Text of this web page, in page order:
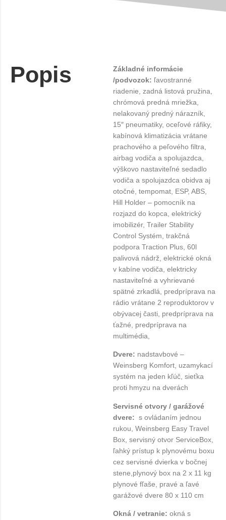
Popis
Základné informácie
/podvozok: ľavostranné
riadenie, zadná listová pružina,
chrómová predná mriežka,
nelakovaný predný nárazník,
15″ pneumatiky, oceľové ráfiky,
kabínová klimatizácia vrátane
prachového a peľového filtra,
airbag vodiča a spolujazdca,
výškovo nastaviteľné sedadlo
vodiča a spolujazdca obidva aj
otočné, tempomat, ESP, ABS,
Hill Holder – pomocník na
rozjazd do kopca, elektrický
imobilizér, Trailer Stability
Control Systém, trakčná
podpora Traction Plus, 60l
palivová nádrž, elektrické okná
v kabíne vodiča, elektricky
nastaviteľné a vyhrievané
spätné zrkadlá, predpríprava na
rádio vrátane 2 reproduktorov v
obývacej časti, predpríprava na
ťažné, predpríprava na
multimédia,
Dvere: nadstavbové –
Weinsberg Komfort, uzamykací
systém na jeden kľúč, sieťka
proti hmyzu na dverách
Servisné otvory / garážové
dvere: s ovládaním jednou
rukou, Weinsberg Easy Travel
Box, servisný otvor ServiceBox,
ľahký prístup k plynovému boxu
cez servisné dvierka v bočnej
stene,plynový box na 2 x 11 kg
plynové fľaše, pravé a ľavé
garážové dvere 80 x 110 cm
Okná / vetranie: okná s